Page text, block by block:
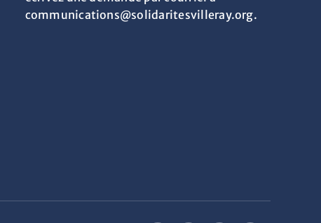
communications@solidaritesvilleray.org.